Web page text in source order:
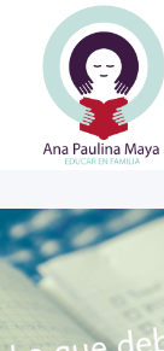
contenido